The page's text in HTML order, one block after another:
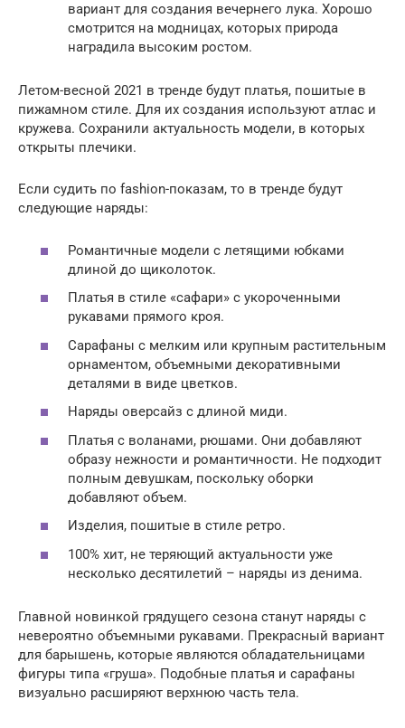
вариант для создания вечернего лука. Хорошо
смотрится на модницах, которых природа
наградила высоким ростом.
Летом-весной 2021 в тренде будут платья, пошитые в
пижамном стиле. Для их создания используют атлас и
кружева. Сохранили актуальность модели, в которых
открыты плечики.
Если судить по fashion-показам, то в тренде будут
следующие наряды:
Романтичные модели с летящими юбками
длиной до щиколоток.
Платья в стиле «сафари» с укороченными
рукавами прямого кроя.
Сарафаны с мелким или крупным растительным
орнаментом, объемными декоративными
деталями в виде цветков.
Наряды оверсайз с длиной миди.
Платья с воланами, рюшами. Они добавляют
образу нежности и романтичности. Не подходит
полным девушкам, поскольку оборки
добавляют объем.
Изделия, пошитые в стиле ретро.
100% хит, не теряющий актуальности уже
несколько десятилетий – наряды из денима.
Главной новинкой грядущего сезона станут наряды с
невероятно объемными рукавами. Прекрасный вариант
для барышень, которые являются обладательницами
фигуры типа «груша». Подобные платья и сарафаны
визуально расширяют верхнюю часть тела.